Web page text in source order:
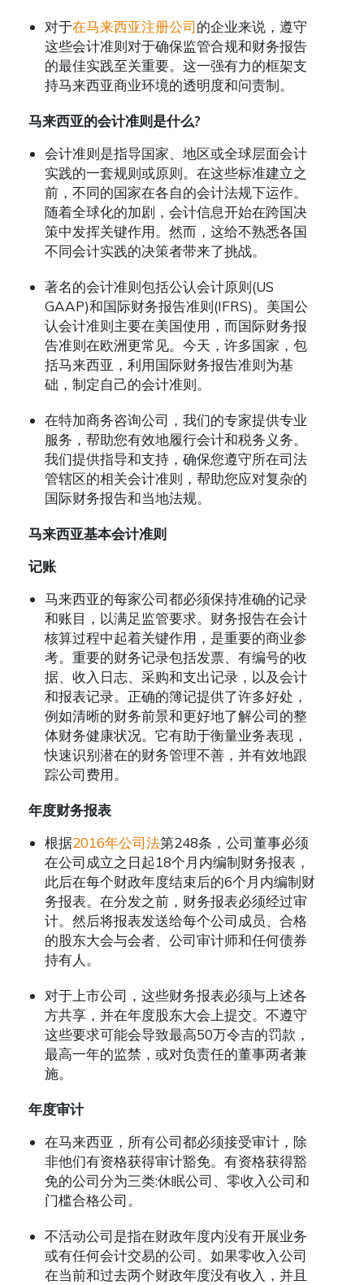
对于在马来西亚注册公司的企业来说，遵守
这些会计准则对于确保监管合规和财务报告
的最佳实践至关重要。这一强有力的框架支
持马来西亚商业环境的透明度和问责制。
马来西亚的会计准则是什么?
会计准则是指导国家、地区或全球层面会计
实践的一套规则或原则。在这些标准建立之
前，不同的国家在各自的会计法规下运作。
随着全球化的加剧，会计信息开始在跨国决
策中发挥关键作用。然而，这给不熟悉各国
不同会计实践的决策者带来了挑战。
著名的会计准则包括公认会计原则(US
GAAP)和国际财务报告准则(IFRS)。美国公
认会计准则主要在美国使用，而国际财务报
告准则在欧洲更常见。今天，许多国家，包
括马来西亚，利用国际财务报告准则为基
础，制定自己的会计准则。
在特加商务咨询公司，我们的专家提供专业
服务，帮助您有效地履行会计和税务义务。
我们提供指导和支持，确保您遵守所在司法
管辖区的相关会计准则，帮助您应对复杂的
国际财务报告和当地法规。
马来西亚基本会计准则
记账
马来西亚的每家公司都必须保持准确的记录
和账目，以满足监管要求。财务报告在会计
核算过程中起着关键作用，是重要的商业参
考。重要的财务记录包括发票、有编号的收
据、收入日志、采购和支出记录，以及会计
和报表记录。正确的簿记提供了许多好处，
例如清晰的财务前景和更好地了解公司的整
体财务健康状况。它有助于衡量业务表现，
快速识别潜在的财务管理不善，并有效地跟
踪公司费用。
年度财务报表
根据2016年公司法第248条，公司董事必须
在公司成立之日起18个月内编制财务报表，
此后在每个财政年度结束后的6个月内编制财
务报表。在分发之前，财务报表必须经过审
计。然后将报表发送给每个公司成员、合格
的股东大会与会者、公司审计师和任何债券
持有人。
对于上市公司，这些财务报表必须与上述各
方共享，并在年度股东大会上提交。不遵守
这些要求可能会导致最高50万令吉的罚款，
最高一年的监禁，或对负责任的董事两者兼
施。
年度审计
在马来西亚，所有公司都必须接受审计，除
非他们有资格获得审计豁免。有资格获得豁
免的公司分为三类:休眠公司、零收入公司和
门槛合格公司。
不活动公司是指在财政年度内没有开展业务
或有任何会计交易的公司。如果零收入公司
在当前和过去两个财政年度没有收入，并且